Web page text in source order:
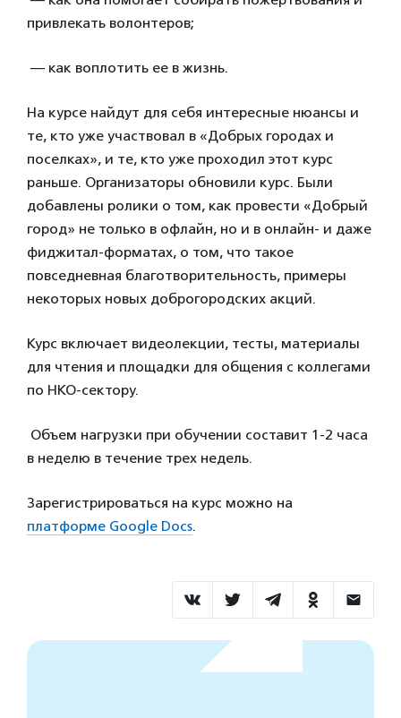
привлекать волонтеров;
— как воплотить ее в жизнь.
На курсе найдут для себя интересные нюансы и
те, кто уже участвовал в «Добрых городах и
поселках», и те, кто уже проходил этот курс
раньше. Организаторы обновили курс. Были
добавлены ролики о том, как провести «Добрый
город» не только в офлайн, но и в онлайн- и даже
фиджитал-форматах, о том, что такое
повседневная благотворительность, примеры
некоторых новых доброгородских акций.
Курс включает видеолекции, тесты, материалы
для чтения и площадки для общения с коллегами
по НКО-сектору.
Объем нагрузки при обучении составит 1-2 часа
в неделю в течение трех недель.
Зарегистрироваться на курс можно на
платформе Google Docs.